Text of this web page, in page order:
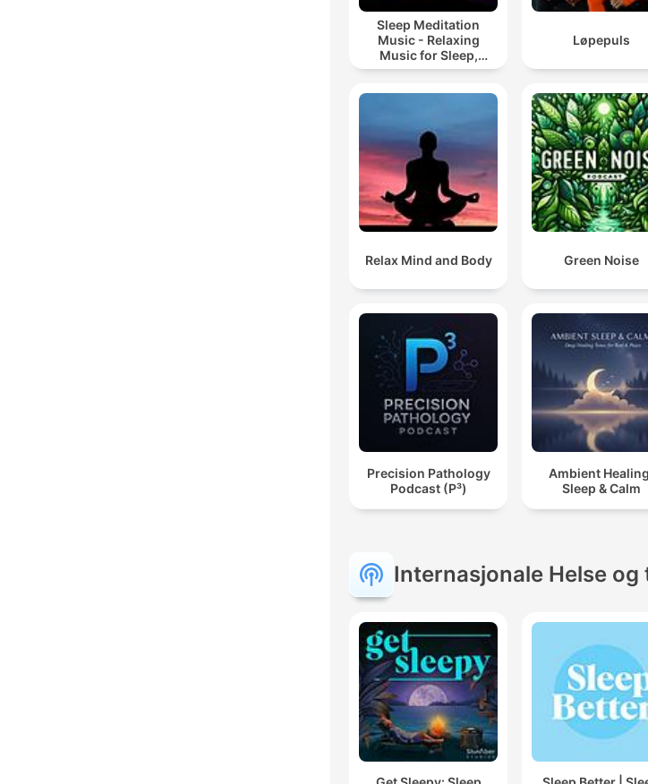
Sleep Meditation
Music - Relaxing
Music for Sleep,
Meditation &
Løpepuls
Relax Mind and Body Green Noise
Precision Pathology
Podcast (P³)
Ambient
Sleep & Calm
Internasjonale Helse